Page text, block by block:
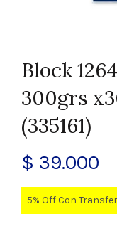
Block
300grs
(335161)
$ 39.000
5% Off Con